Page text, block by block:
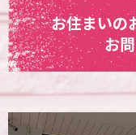
お住まいの
お